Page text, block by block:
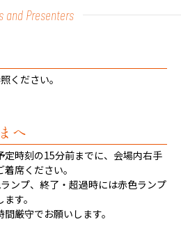
and Presenters
ください。
へ
定時刻の15分前までに、会場内右手
席ください。
ンプ、終了・超過時には赤色ランプ
す。
厳守でお願いします。